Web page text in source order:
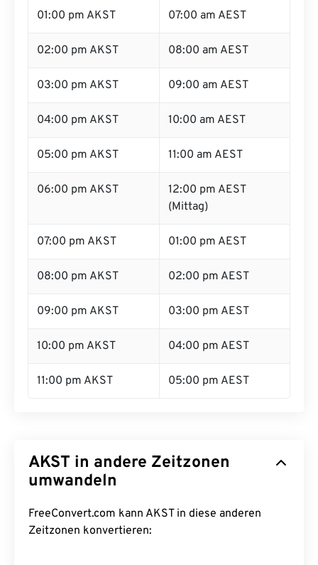
01:00 pm AKST 07:00 am AEST
02:00 pm AKST 08:00 am AEST
03:00 pm AKST 09:00 am AEST
04:00 pm AKST 10:00 am AEST
05:00 pm AKST 11:00 am AEST
06:00 pm AKST
12:00 pm AEST
(Mittag)
07:00 pm AKST 01:00 pm AEST
08:00 pm AKST 02:00 pm AEST
09:00 pm AKST 03:00 pm AEST
10:00 pm AKST 04:00 pm AEST
11:00 pm AKST 05:00 pm AEST
AKST in andere Zeitzonen
umwandeln
FreeConvert.com kann AKST in diese anderen
Zeitzonen konvertieren: